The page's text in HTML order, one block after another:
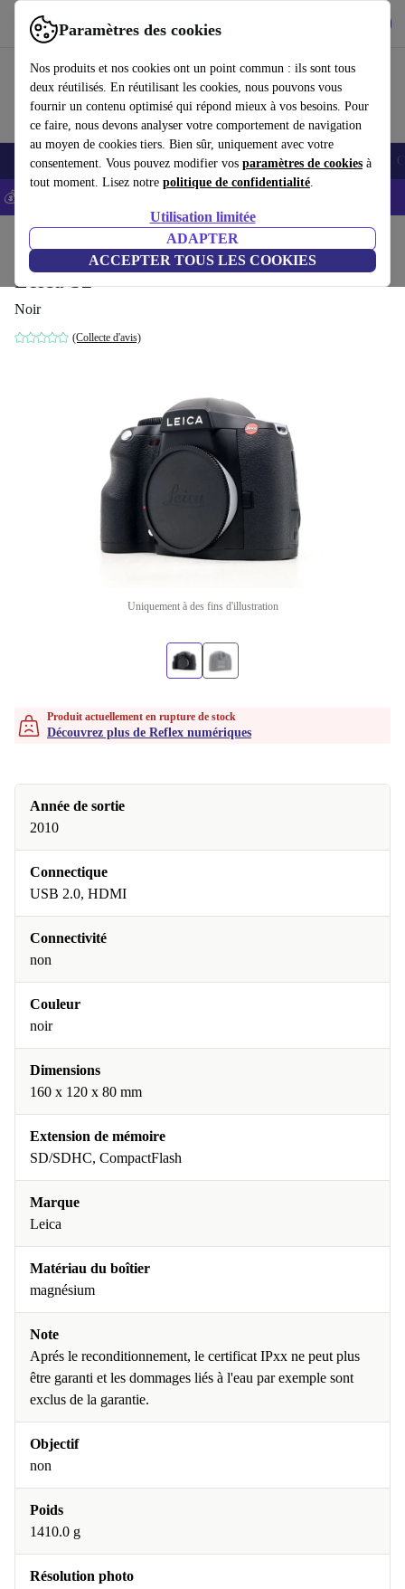
Paramètres des cookies
Nos produits et nos cookies ont un point commun : ils sont tous
deux réutilisés. En réutilisant les cookies, nous pouvons vous
fournir un contenu optimisé qui répond mieux à vos besoins. Pour
ce faire, nous devons analyser votre comportement de navigation
au moyen de cookies tiers. Bien sûr, uniquement avec votre
consentement. Vous pouvez modifier vos paramètres de cookies à
tout moment. Lisez notre politique de confidentialité.
Utilisation limitée
ADAPTER
ACCEPTER TOUS LES COOKIES
Utilisez refurbed rapidement et facilement
Smartphones Laptops Tablettes Montres connectées Accessoires
💰-5% EXTRA sur les iPhones – Code: IPHONEDEAL -
Appareils photo Reflex numériques
Leica S2
Noir
(Collecte d'avis)
Uniquement à des fins d'illustration
Produit actuellement en rupture de stock
Découvrez plus de Reflex numériques
Année de sortie
2010
Connectique
USB 2.0, HDMI
Connectivité
non
Couleur
noir
Dimensions
160 x 120 x 80 mm
Extension de mémoire
SD/SDHC, CompactFlash
Marque
Leica
Matériau du boîtier
magnésium
Note
Aprés le reconditionnement, le certificat IPxx ne peut plus
être garanti et les dommages liés à l'eau par exemple sont
exclus de la garantie.
Objectif
non
Poids
1410.0 g
Résolution photo